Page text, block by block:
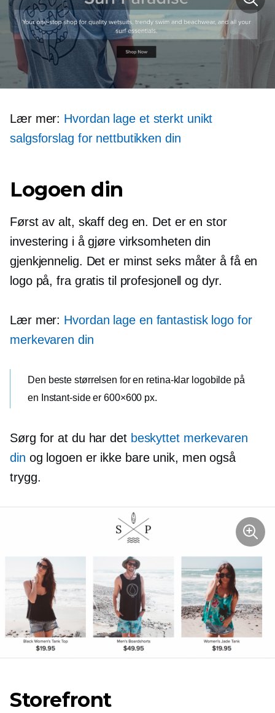
Lær mer: Hvordan lage et sterkt unikt
salgsforslag for nettbutikken din
Logoen din
Først av alt, skaff deg en. Det er en stor
investering i å gjøre virksomheten din
gjenkjennelig. Det er minst seks måter å få en
logo på, fra gratis til profesjonell og dyr.
Lær mer: Hvordan lage en fantastisk logo for
merkevaren din
Den beste størrelsen for en retina-klar logobilde på
en Instant-side er 600×600 px.
Sørg for at du har det beskyttet merkevaren
din og logoen er ikke bare unik, men også
trygg.
Storefront